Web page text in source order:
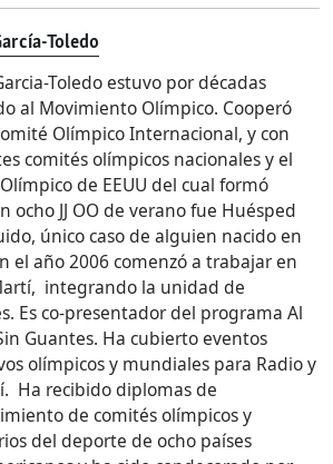
Toledo
Toledo estuvo por décadas
al Movimiento Olímpico. Cooperó
Olímpico Internacional, y con
comités olímpicos nacionales y el
de EEUU del cual formó
ocho JJ OO de verano fue Huésped
único caso de alguien nacido en
el año 2006 comenzó a trabajar en
integrando la unidad de
Es co-presentador del programa Al
Guantes. Ha cubierto eventos
olímpicos y mundiales para Radio y
Ha recibido diplomas de
de comités olímpicos y
del deporte de ocho países